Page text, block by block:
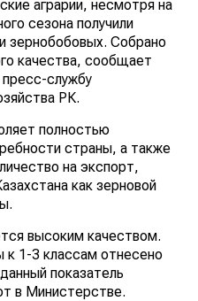
аграрии, несмотря на
сезона получили
зернобобовых. Собрано
качества, сообщает
службу
РК.
полностью
страны, а также
на экспорт,
как зерновой
высоким качеством.
1-3 классам отнесено
показатель
в Министерстве.